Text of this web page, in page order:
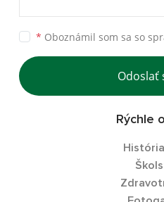
* Oboznámil som sa so
Odoslať
Rýchle